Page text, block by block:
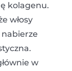
kolagenu.
włosy
w